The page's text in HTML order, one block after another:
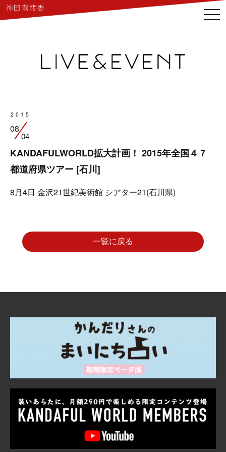
2015
08
04
KANDAFULWORLD拡大計画！ 2015年全国４７
都道府県ツアー [石川]
8月4日 金沢21世紀美術館 シアター21(石川県)
一覧に戻る